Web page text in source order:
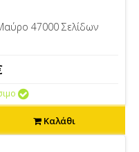
47000 Σελίδων
Καλάθι